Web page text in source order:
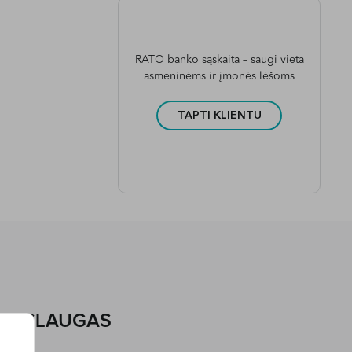
RATO banko sąskaita – saugi vieta
asmeninėms ir įmonės lėšoms
TAPTI KLIENTU